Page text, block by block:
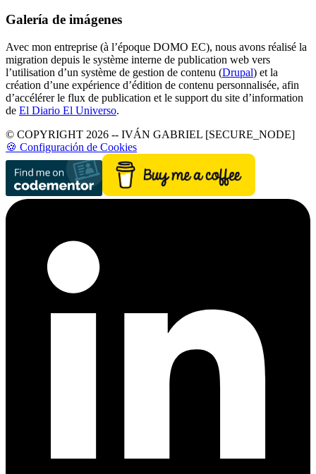
Galería de imágenes
Avec mon entreprise (à l’époque DOMO EC), nous avons réalisé la
migration depuis le système interne de publication web vers
l’utilisation d’un système de gestion de contenu (Drupal) et la
création d’une expérience d’édition de contenu personnalisée, afin
d’accélérer le flux de publication et le support du site d’information
de El Diario El Universo.
© COPYRIGHT 2026 -- IVÁN GABRIEL [SECURE_NODE]
🍪 Configuración de Cookies